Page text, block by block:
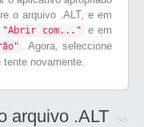
o arquivo .ALT, e em
"Abrir com..."
e em
. Agora, seleccione
novamente.
arquivo .ALT